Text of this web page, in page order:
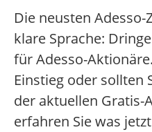
Die neusten
klare Sprache:
für Adesso-
Einstieg oder sollten
der aktuellen Gratis-
erfahren Sie was